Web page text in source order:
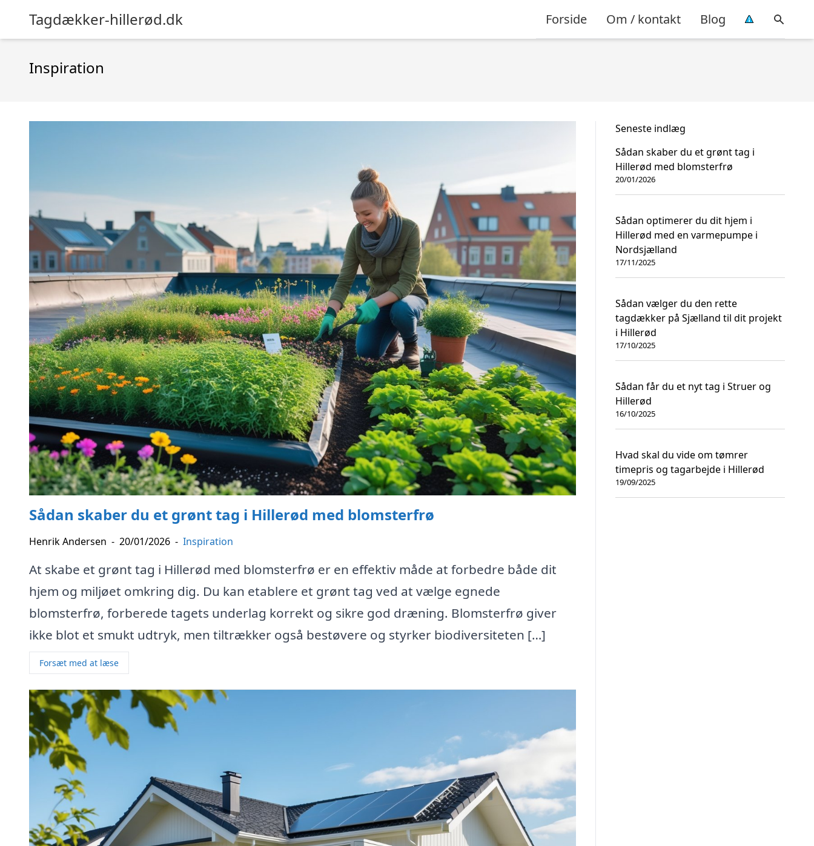
Tagdækker-hillerød.dk Forside Om / kontakt Blog
Inspiration
Sådan skaber du et grønt tag i Hillerød med blomsterfrø
Henrik Andersen - 20/01/2026 - Inspiration
At skabe et grønt tag i Hillerød med blomsterfrø er en effektiv måde at forbedre både dit
hjem og miljøet omkring dig. Du kan etablere et grønt tag ved at vælge egnede
blomsterfrø, forberede tagets underlag korrekt og sikre god dræning. Blomsterfrø giver
ikke blot et smukt udtryk, men tiltrækker også bestøvere og styrker biodiversiteten […]
Forsæt med at læse
Seneste indlæg
Sådan skaber du et grønt tag i
Hillerød med blomsterfrø
20/01/2026
Sådan optimerer du dit hjem i
Hillerød med en varmepumpe i
Nordsjælland
17/11/2025
Sådan vælger du den rette
tagdækker på Sjælland til dit projekt
i Hillerød
17/10/2025
Sådan får du et nyt tag i Struer og
Hillerød
16/10/2025
Hvad skal du vide om tømrer
timepris og tagarbejde i Hillerød
19/09/2025